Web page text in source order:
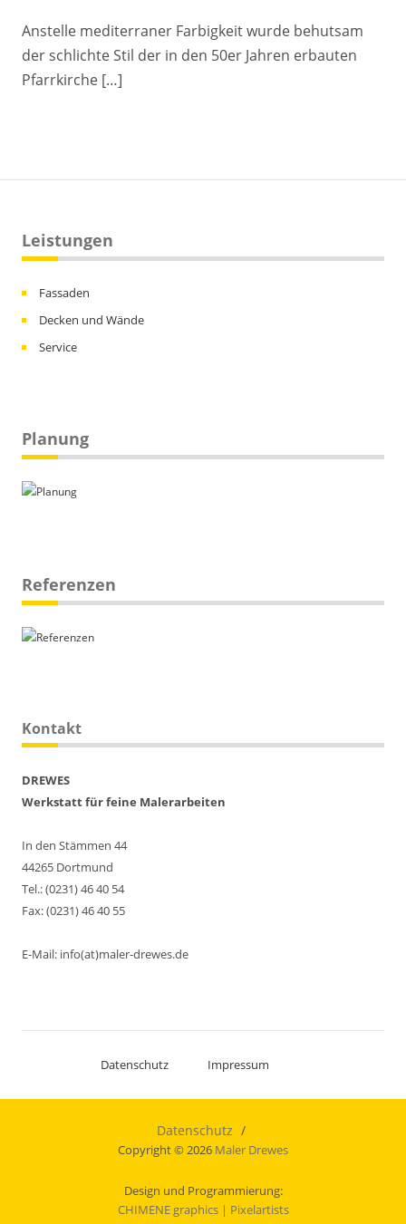
Anstelle mediterraner Farbigkeit wurde behutsam
der schlichte Stil der in den 50er Jahren erbauten
Pfarrkirche […]
Leistungen
Fassaden
Decken und Wände
Service
Planung
Referenzen
Kontakt
DREWES
Werkstatt für feine Malerarbeiten
In den Stämmen 44
44265 Dortmund
Tel.: (0231) 46 40 54
Fax: (0231) 46 40 55
E-Mail: info(at)maler-drewes.de
Datenschutz Impressum
Datenschutz
Copyright © 2026 Maler Drewes
Design und Programmierung:
CHIMENE graphics | Pixelartists